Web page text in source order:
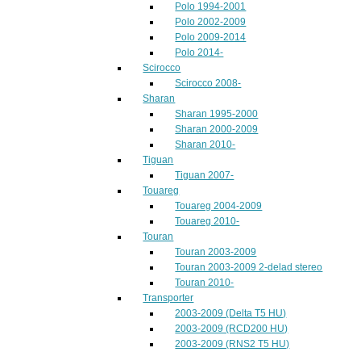
Polo 1994-2001
Polo 2002-2009
Polo 2009-2014
Polo 2014-
Scirocco
Scirocco 2008-
Sharan
Sharan 1995-2000
Sharan 2000-2009
Sharan 2010-
Tiguan
Tiguan 2007-
Touareg
Touareg 2004-2009
Touareg 2010-
Touran
Touran 2003-2009
Touran 2003-2009 2-delad stereo
Touran 2010-
Transporter
2003-2009 (Delta T5 HU)
2003-2009 (RCD200 HU)
2003-2009 (RNS2 T5 HU)